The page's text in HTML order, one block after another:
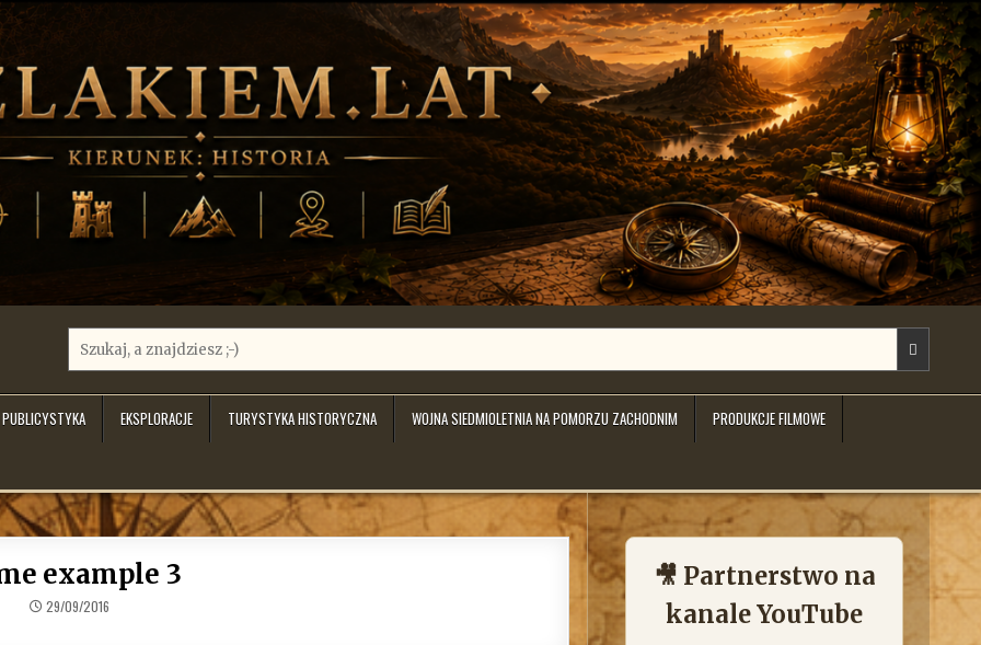
for:
PUBLICYSTYKA EKSPLORACJE TURYSTYKA HISTORYCZNA WOJNA SIEDMIOLETNIA NA POMORZU ZACHODNIM PRODUKCJE FILMOWE
example 3
29/09/2016
🎥 Partnerstwo na
kanale YouTube